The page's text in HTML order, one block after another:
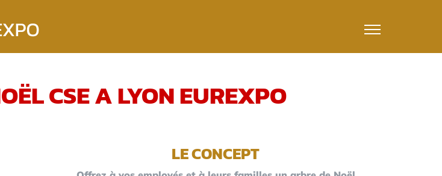
CSE A LYON EUREXPO
LE CONCEPT